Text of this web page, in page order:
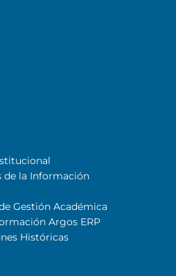
de la Información
Gestión Académica
Argos ERP
Históricas